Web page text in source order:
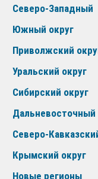
Северо-Западный
Южный округ
Приволжский
Уральский округ
Сибирский округ
Дальневосточный
Северо-
Крымский округ
Новые регионы